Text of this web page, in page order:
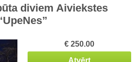
diviem Aiviekstes
€ 250.00
Atvērt